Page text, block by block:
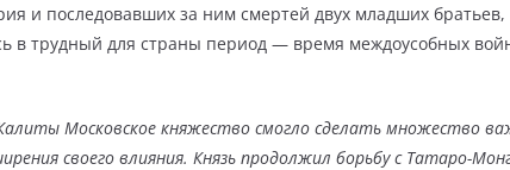
и последовавших за ним смертей двух младших братьев,
в трудный для страны период — время междоусобных
Московское княжество смогло сделать множество
своего влияния. Князь продолжил борьбу с Татаро-